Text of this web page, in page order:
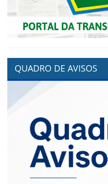
QUADRO DE AVISOS